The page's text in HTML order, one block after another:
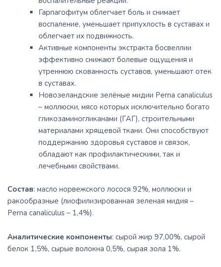
Гарпагофитум облегчает боль и снимает
воспаление, уменьшает припухлость в суставах и
облегчает их подвижность.
Активные компоненты экстракта босвеллии
эффективно снижают болевые ощущения и
утреннюю скованность суставов, уменьшают отек
в суставах.
Новозеландские зелёные мидии Perna canaliculus
– моллюски, мясо которых исключительно богато
гликозаминогликанами (ГАГ), строительными
материалами хрящевой ткани. Они способствуют
поддержанию здоровья суставов и связок,
обладают как профилактическими, так и
лечебными свойствами.
Состав: масло норвежского лосося 92%, моллюски и
ракообразные (лиофилизированная зеленая мидия –
Perna canaliculus – 1,4%).
Аналитические компоненты: сырой жир 97,00%, сырой
белок 1,5%, сырые волокна 0,5%, сырая зола 1%.